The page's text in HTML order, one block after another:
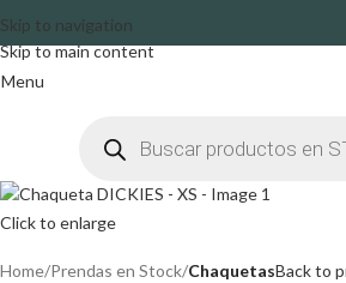
Skip to navigation
Skip to main content
Menu
Click to enlarge
Home Prendas en Stock ChaquetasBack to